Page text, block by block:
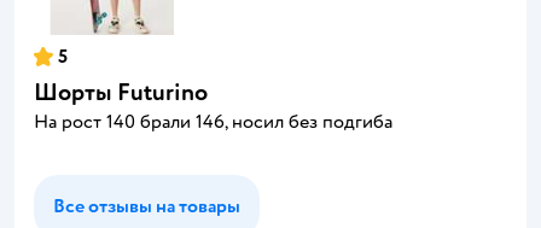
5
Шорты Futurino
На рост 140 брали 146, носил без подгиба
Все отзывы на товары